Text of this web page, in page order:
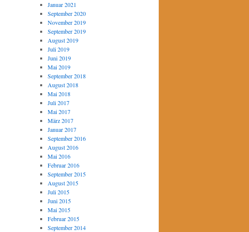
Januar 2021
September 2020
November 2019
September 2019
August 2019
Juli 2019
Juni 2019
Mai 2019
September 2018
August 2018
Mai 2018
Juli 2017
Mai 2017
März 2017
Januar 2017
September 2016
August 2016
Mai 2016
Februar 2016
September 2015
August 2015
Juli 2015
Juni 2015
Mai 2015
Februar 2015
September 2014